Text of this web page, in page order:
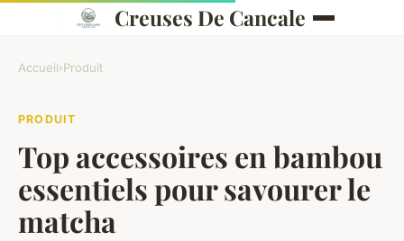
Creuses De Cancale
Accueil›Produit
PRODUIT
Top accessoires en bambou
essentiels pour savourer le
matcha